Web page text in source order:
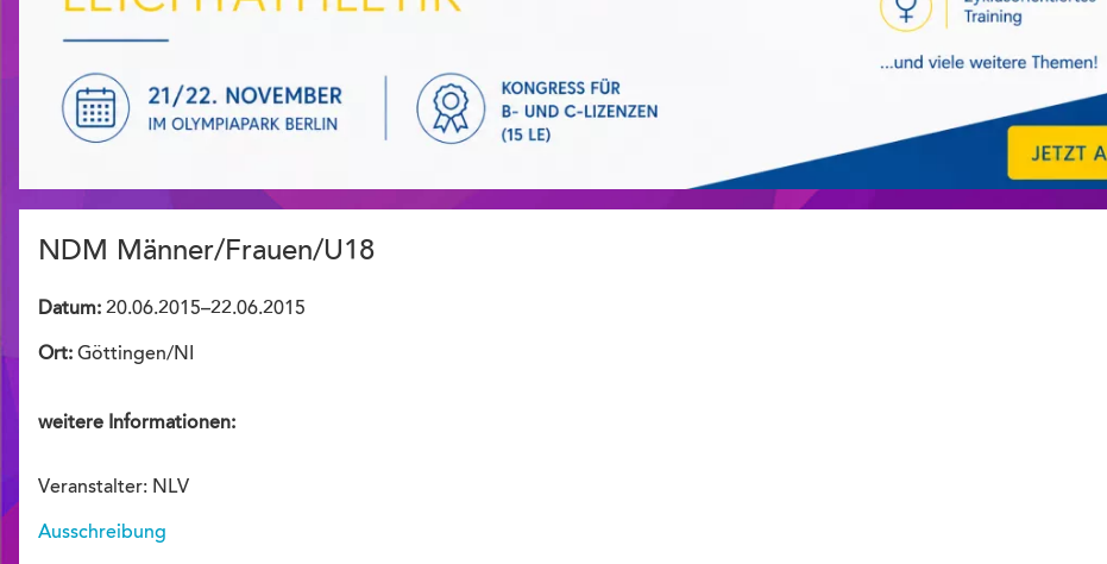
NDM Männer/Frauen/U18
Datum: 20.06.2015–22.06.2015
Ort: Göttingen/NI
weitere Informationen:
Veranstalter: NLV
Ausschreibung